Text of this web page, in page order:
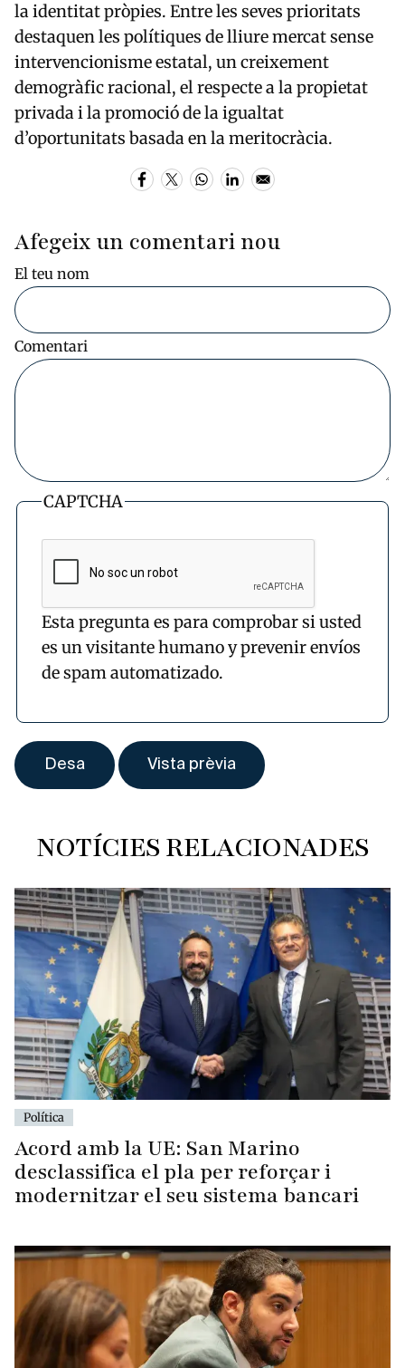
la identitat pròpies. Entre les seves prioritats
destaquen les polítiques de lliure mercat sense
intervencionisme estatal, un creixement
demogràfic racional, el respecte a la propietat
privada i la promoció de la igualtat
d’oportunitats basada en la meritocràcia.
Afegeix un comentari nou
El teu nom
Comentari
CAPTCHA
Esta pregunta es para comprobar si usted
es un visitante humano y prevenir envíos
de spam automatizado.
NOTÍCIES RELACIONADES
Política
Acord amb la UE: San Marino
desclassifica el pla per reforçar i
modernitzar el seu sistema bancari